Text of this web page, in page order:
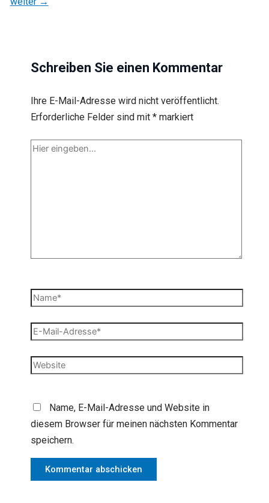
Schreiben Sie einen Kommentar
Ihre E-Mail-Adresse wird nicht veröffentlicht.
Erforderliche Felder sind mit *markiert
Hier
Name*
E-
Adresse*
Website
Name, E-Mail-Adresse und Website in
diesem Browser für meinen nächsten Kommentar
speichern.